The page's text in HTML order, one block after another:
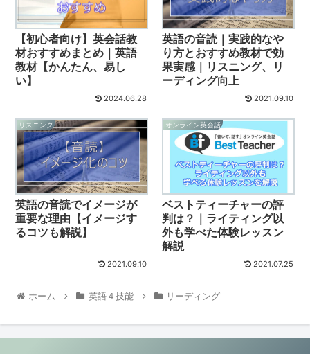
【初心者向け】英会話教
材おすすめまとめ｜英語
教材【かんたん、易し
い】
2024.06.28
英語の音読｜実践的なや
り方とおすすめ教材で効
果実感｜リスニング、リ
ーディング向上
2021.09.10
リスニング
英語の音読でイメージが
重要な理由【イメージす
るコツも解説】
2021.09.10
オンライン英会話
ベストティーチャーの評
判は？｜ライティング以
外も学べた体験レッスン
解説
2021.07.25
ホーム 英語４技能 リーディング